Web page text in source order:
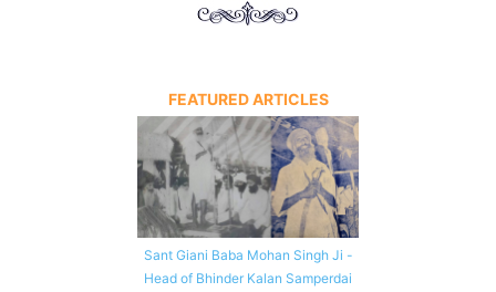
FEATURED ARTICLES
Sant Giani Baba Mohan Singh Ji -
Head of Bhinder Kalan Samperdai